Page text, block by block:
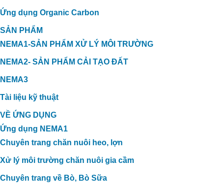
Ứng dụng Organic Carbon
SẢN PHẨM
NEMA1-SẢN PHẨM XỬ LÝ MÔI TRƯỜNG
NEMA2- SẢN PHẨM CẢI TẠO ĐẤT
NEMA3
Tài liệu kỹ thuật
VỀ ỨNG DỤNG
Ứng dụng NEMA1
Chuyên trang chăn nuôi heo, lợn
Xử lý môi trường chăn nuôi gia cầm
Chuyên trang về Bò, Bò Sữa